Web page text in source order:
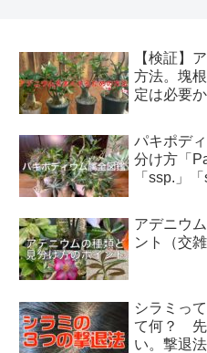
【検証】
方法。塊
定は必要
パキポデ
分け方「
「ssp.」
アデニウ
ント（交
シラミっ
て何？ 先
い。撃退